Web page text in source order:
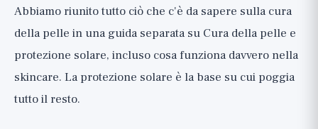
Abbiamo riunito tutto ciò che c'è da sapere sulla cura
della pelle in una guida separata su Cura della pelle e
protezione solare, incluso cosa funziona davvero nella
skincare. La protezione solare è la base su cui poggia
tutto il resto.